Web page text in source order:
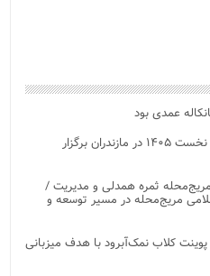
رویدادهای شاخص هنری در نیمه نخست ۱۴۰۵ در مازندران برگزار
ثمره همدلی و مدیریت /
مریج‌محله در مسیر توسعه و
کلاب نمک‌آبرود با هدف میزبانی